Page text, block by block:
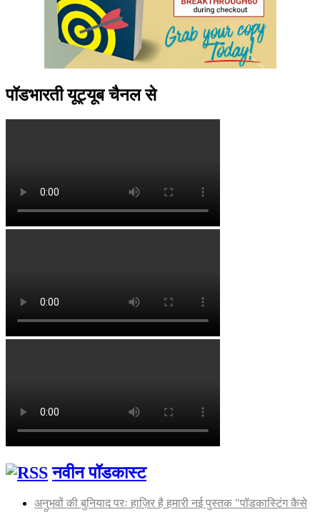
पॉडभारती यूट्यूब चैनल से
नवीन पॉडकास्ट
अनुभवों की बुनियाद परः हाज़िर है हमारी नई पुस्तक "पॉडकास्टिंग कैसे